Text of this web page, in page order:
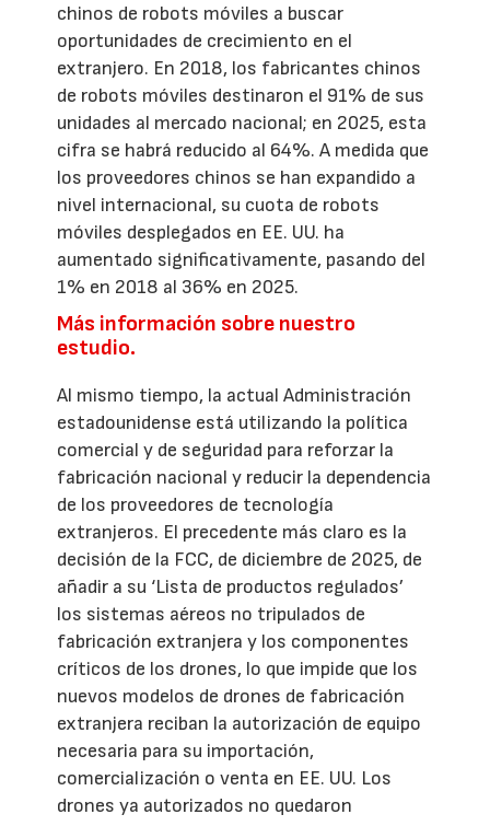
chinos de robots móviles a buscar
oportunidades de crecimiento en el
extranjero. En 2018, los fabricantes chinos
de robots móviles destinaron el 91% de sus
unidades al mercado nacional; en 2025, esta
cifra se habrá reducido al 64%. A medida que
los proveedores chinos se han expandido a
nivel internacional, su cuota de robots
móviles desplegados en EE. UU. ha
aumentado significativamente, pasando del
1% en 2018 al 36% en 2025.
Más información sobre nuestro
estudio.
Al mismo tiempo, la actual Administración
estadounidense está utilizando la política
comercial y de seguridad para reforzar la
fabricación nacional y reducir la dependencia
de los proveedores de tecnología
extranjeros. El precedente más claro es la
decisión de la FCC, de diciembre de 2025, de
añadir a su ‘Lista de productos regulados’
los sistemas aéreos no tripulados de
fabricación extranjera y los componentes
críticos de los drones, lo que impide que los
nuevos modelos de drones de fabricación
extranjera reciban la autorización de equipo
necesaria para su importación,
comercialización o venta en EE. UU. Los
drones ya autorizados no quedaron